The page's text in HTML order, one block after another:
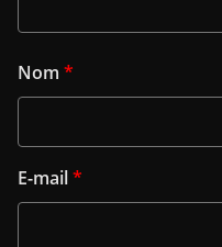
Nom *
E-mail*